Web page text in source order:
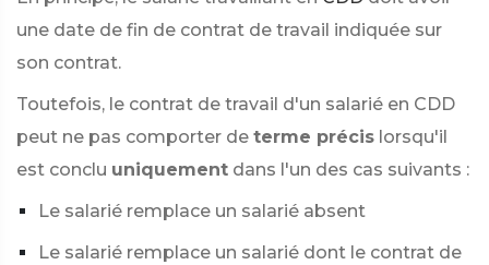
une date de fin de contrat de travail indiquée sur
son contrat.
Toutefois, le contrat de travail d'un salarié en CDD
peut ne pas comporter de terme précis lorsqu'il
est conclu uniquement dans l'un des cas suivants :
Le salarié remplace un salarié absent
Le salarié remplace un salarié dont le contrat de